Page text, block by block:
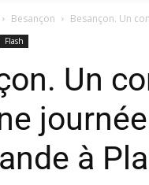
Besançon Besançon. Un
Flash
Un
à